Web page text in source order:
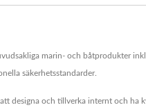
marin- och båtprodukter
säkerhetsstandarder.
designa och tillverka internt och ha